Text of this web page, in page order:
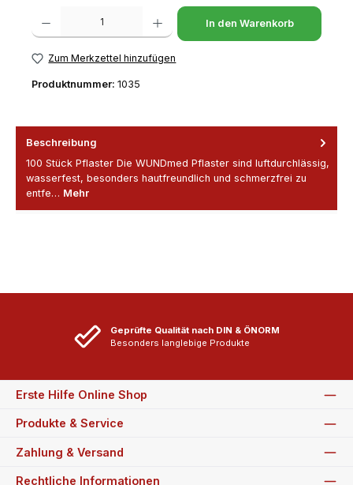
Produkt Anzahl: Gib den gewünschten Wert ein oder benutze die
In den Warenkorb
Zum Merkzettel hinzufügen
Produktnummer: 1035
Beschreibung
100 Stück Pflaster Die WUNDmed Pflaster sind luftdurchlässig,
wasserfest, besonders hautfreundlich und schmerzfrei zu
entfe… Mehr
Geprüfte Qualität nach DIN & ÖNORM
Besonders langlebige Produkte
Erste Hilfe Online Shop
Produkte & Service
Zahlung & Versand
Rechtliche Informationen